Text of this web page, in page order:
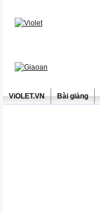
ViOLET.VN Bài giảng